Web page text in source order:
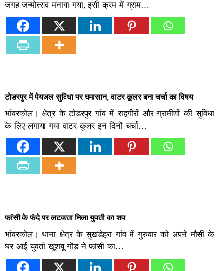
जगह जन्मोत्सव मनाया गया, इसी क्रम में ग्राम…
टोडरपुर में पेयजल सुविधा पर घमासान, वाटर कूलर बना चर्चा का विषय
भांवरकोल। क्षेत्र के टोडरपुर गांव में राहगीरों और ग्रामीणों की सुविधा
के लिए लगाया गया वाटर कूलर इन दिनों चर्चा…
फांसी के फंदे पर लटकता मिला युवती का शव
भांवरकोल। थाना क्षेत्र के सुखडेहरा गांव में गुरुवार को अपने मौसी के
घर आई युवती खूशबू गोंड़ ने फांसी का…